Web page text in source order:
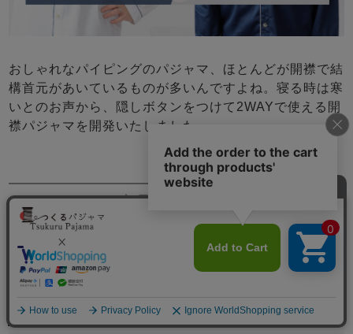
メニュー
おしゃれなパイピングのパジャマ、ほとんどが開襟で結
構首元があいているものが多いんですよね。寝る時は寒
いとのお声から、隠しボタンをつけて2WAYで使える開
襟パジャマを開発いたしました。
商品のデザイン
寝返りも楽々。部屋着ぽいすっきりデザイン
見た目は普段着ぽく、着心地はリラックスウェアのよう